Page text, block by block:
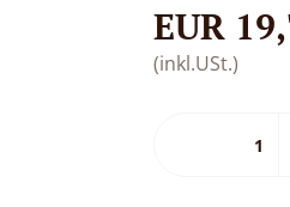
EUR
(inkl.USt.)